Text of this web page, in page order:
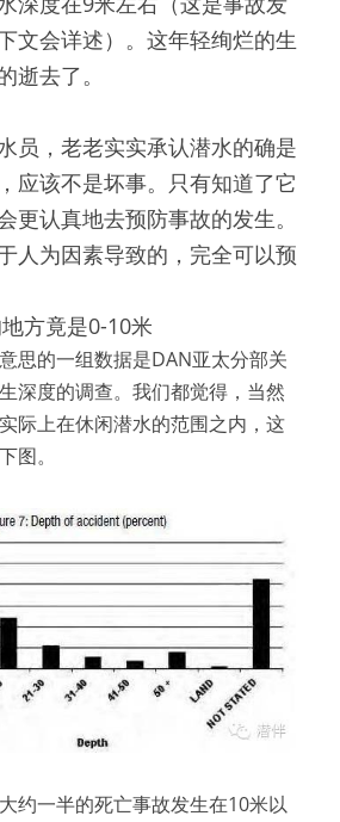
文会详述）。这年轻绚烂的生
逝去了。
员，老老实实承认潜水的确是
应该不是坏事。只有知道了它
更认真地去预防事故的发生。
人为因素导致的，完全可以预
地方竟是0-10米
的一组数据是DAN亚太分部关
深度的调查。我们都觉得，当然
际上在休闲潜水的范围之内，这
图。
约一半的死亡事故发生在10米以